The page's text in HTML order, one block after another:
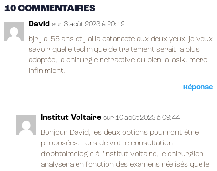
10 COMMENTAIRES
David sur 3 août 2023 à 20:12
bjr j ai 55 ans et j ai la cataracte aux deux yeux. je veux
savoir quelle technique de traitement serait la plus
adaptée, la chirurgie réfractive ou bien la lasik. merci
infinimient.
Réponse
Institut Voltaire sur 10 août 2023 à 09:44
Bonjour David, les deux options pourront être
proposées. Lors de votre consultation
d’ophtalmologie à l’institut voltaire, le chirurgien
analysera en fonction des examens réalisés quelle